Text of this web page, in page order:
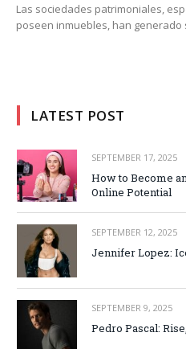
Las sociedades patrimoniales,
poseen inmuebles, han
LATEST POST
SEPTEMBER 17, 2025
How to Become
Online Potential
SEPTEMBER 12, 2025
Jennifer Lopez:
SEPTEMBER 9, 2025
Pedro Pascal: